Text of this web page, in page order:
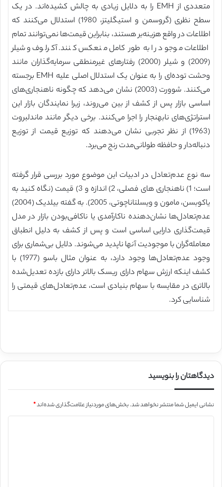
متعددی از EMH را به دلایل زیادی به چالش کشیده‌اند. در یک
سطح نظری (گروسمن و استیگلیتز، 1980) استدلال می‌کنند که
اطلاعات در واقع هزینه‌بر هستند، بنابراین قیمت‌ها نمی‌توانند تمام
اطلاعات موجود را به طور کامل منعکس کنند. آکرلوف و شیلر
(2009) و شیلر (2000) رفتارهای غیرمنطقی سرمایه‌گذاران مانند
وحشت توده‌ای را به عنوان یک استدلال اصلی علیه EMH برجسته
می‌کنند. شوورت (2003) نشان می‌دهد که چگونه ناهنجاری‌های
اساسی بازار پس از کشف از بین می‌روند، زیرا نمایندگان بازار این
استراتژی‌های نابهنجار را اجرا می‌کنند. برخی دیگر مانند ماندلبروت
(1963) از نظر تجربی نشان می‌دهند که توزیع قیمت از توزیع
دنباله‌دار و حافظه طولانی‌مدت رنج می‌برد.
سه نوع عدم‌تعادل در ادبیات این موضوع مورد بررسی قرار گرفته
است؛ 1) ناهنجاری های فصلی، 2) اندازه و 3) قیمت (نگاه کنید به
یاکوبسن، مامون و ویسلتاناچوتی، 2005). به گفته بیلدیک (2004)
عدم‌تعادل‌ها نشان‌دهنده ناکارآمدی یا ناکافی‌بودن بازار در مدل
قیمت‌گذاری دارایی اساسی است و پس از کشف به دلیل انطباق
معامله‌گران با موجودیت آنها ناپدید می‌شوند. دلایل بی‌شماری برای
وجود عدم‌تعادل‌ها وجود دارد، به عنوان مثال باسو (1977) با
کشف اینکه ارزش سهام دارای ریسک بالاتر دارای بازده تعدیل‌شده
بالاتری در مقایسه با سهام بنیادی است، عدم‌تعادل‌های قیمتی را
شناسایی کرد.
دیدگاهتان را بنویسید
نشانی ایمیل شما منتشر نخواهد شد.بخش‌های موردنیاز علامت‌گذاری شده‌اند*